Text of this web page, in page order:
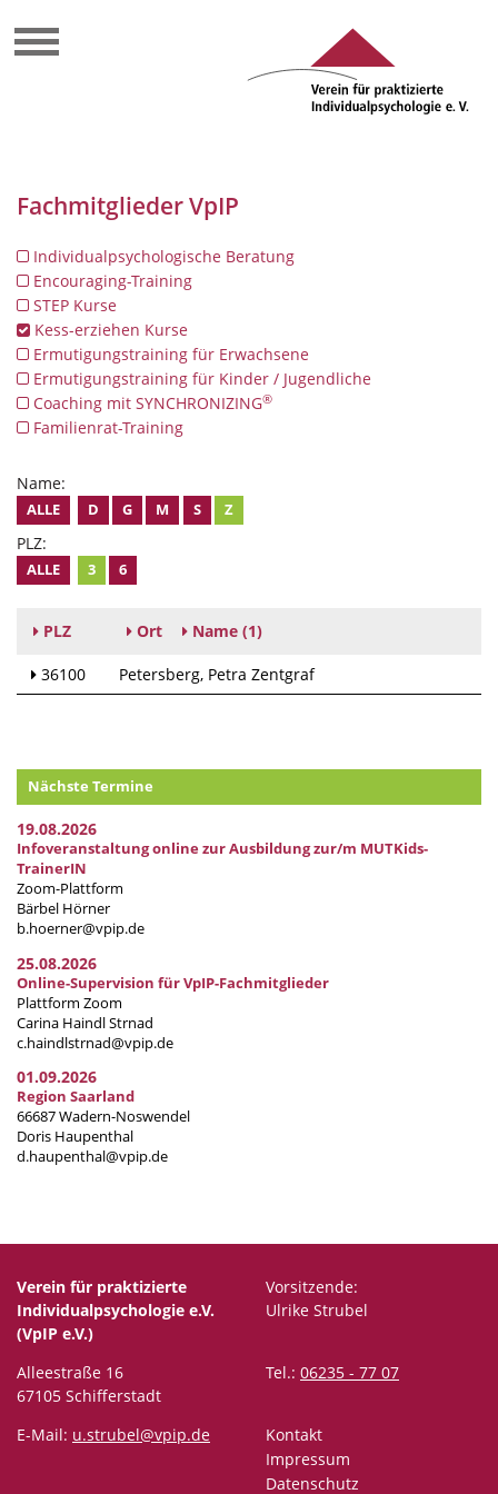
Fachmitglieder VpIP
Individualpsychologische Beratung
Encouraging-Training
STEP Kurse
Kess-erziehen Kurse
Ermutigungstraining für Erwachsene
Ermutigungstraining für Kinder / Jugendliche
Coaching mit SYNCHRONIZING®
Familienrat-Training
Name:
ALLE D G M S Z
PLZ:
ALLE 3 6
PLZ Ort Name (1)
36100 Petersberg Petra Zentgraf
Nächste Termine
19.08.2026
Infoveranstaltung online zur Ausbildung zur/m MUTKids-
TrainerIN
Zoom-Plattform
Bärbel Hörner
b.hoerner@vpip.de
25.08.2026
Online-Supervision für VpIP-Fachmitglieder
Plattform Zoom
Carina Haindl Strnad
c.haindlstrnad@vpip.de
01.09.2026
Region Saarland
66687 Wadern-Noswendel
Doris Haupenthal
d.haupenthal@vpip.de
Verein für praktizierte
Individualpsychologie e.V.
(VpIP e.V.)
Vorsitzende:
Ulrike Strubel
Alleestraße 16
67105 Schifferstadt
Tel.: 06235 - 77 07
E-Mail: u.strubel@vpip.de
Kontakt
Impressum
Datenschutz